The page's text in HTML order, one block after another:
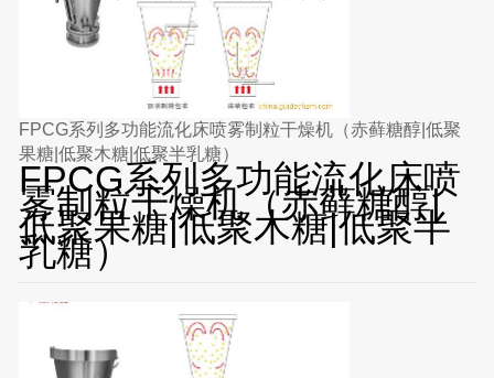
FPCG系列多功能流化床喷雾制粒干燥机（赤藓糖醇|低聚
果糖|低聚木糖|低聚半乳糖）
FPCG系列多功能流化床喷
雾制粒干燥机（赤藓糖醇|
低聚果糖|低聚木糖|低聚半
乳糖）